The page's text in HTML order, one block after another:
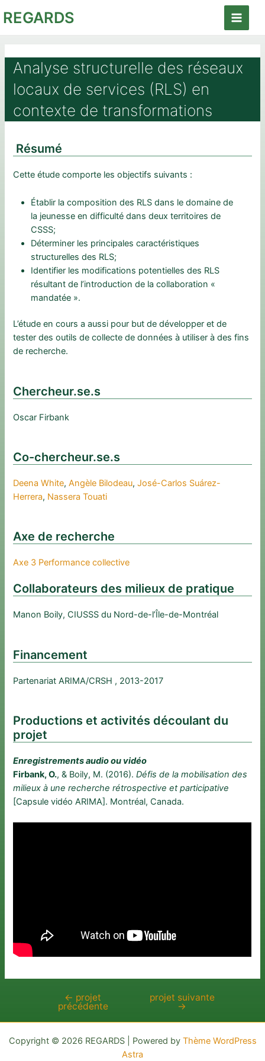
auREGARDS
Main
Analyse structurelle des réseaux
locaux de services (RLS) en
contexte de transformations
Résumé
Cette étude comporte les objectifs suivants :
Établir la composition des RLS dans le domaine de
la jeunesse en difficulté dans deux territoires de
CSSS;
Déterminer les principales caractéristiques
structurelles des RLS;
Identifier les modifications potentielles des RLS
résultant de l’introduction de la collaboration «
mandatée ».
L’étude en cours a aussi pour but de développer et de
tester des outils de collecte de données à utiliser à des fins
de recherche.
Chercheur.se.s
Oscar Firbank
Co-chercheur.se.s
Deena White,Angèle Bilodeau,José-Carlos Suárez-
Herrera, Nassera Touati
Axe de recherche
Axe 3 Performance collective
Collaborateurs des milieux de pratique
Manon Boily, CIUSSS du Nord-de-l’Île-de-Montréal
Financement
Partenariat ARIMA/CRSH , 2013-2017
Productions et activités découlant du
projet
Enregistrements audio ou vidéo
Firbank, O., & Boily, M. (2016).Défis de la mobilisation des
milieux à une recherche rétrospective et participative
[Capsule vidéo ARIMA]. Montréal, Canada.
Navigation
l’article
← projet
précédente
projet suivante
→
Copyright © 2026 REGARDS | Powered by Thème WordPress
Astra